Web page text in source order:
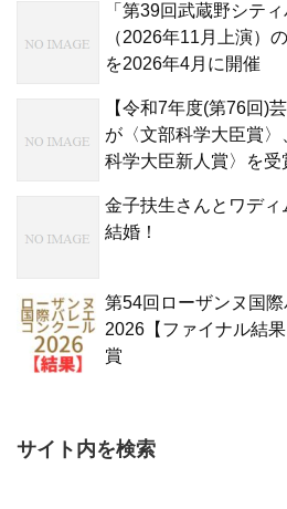
「第39回武蔵野シテ
（2026年11月上演）
を2026年4月に開催
【令和7年度(第76回)
が〈文部科学大臣賞
科学大臣新人賞〉を受
金子扶生さんとワデ
結婚！
第54回ローザンヌ国
2026【ファイナル結
賞
サイト内を検索